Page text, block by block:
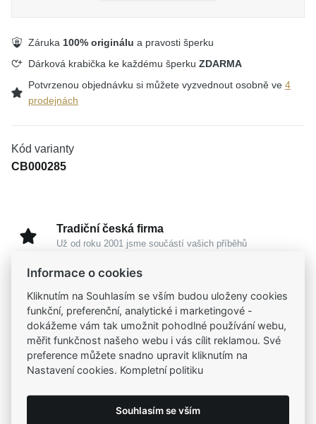
Záruka 100% originálu a pravosti šperku
Dárková krabička ke každému šperku ZDARMA
Potvrzenou objednávku si můžete vyzvednout osobně ve 4
prodejnách
Kód varianty
CB000285
Tradiční česká firma
Už od roku 2001 jsme součástí vašich příběhů
Na našem e-shopu máte výběr z tisíců šperků
Garance vysoké kvality
Certifikáty původu a kvality k vybraným šperkům
Kamenné prodejny
Zastavte se do jedné z našich4 prodejen
Informace o cookies
Kliknutím na Souhlasím se vším budou uloženy cookies
funkční, preferenční, analytické i marketingové -
dokážeme vám tak umožnit pohodlné používání webu,
měřit funkčnost našeho webu i vás cílit reklamou. Své
preference můžete snadno upravit kliknutím na
Nastavení cookies. Kompletní politiku
Souhlasím se vším